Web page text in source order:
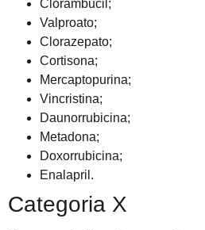
Clorambucil;
Valproato;
Clorazepato;
Cortisona;
Mercaptopurina;
Vincristina;
Daunorrubicina;
Metadona;
Doxorrubicina;
Enalapril.
Categoria X